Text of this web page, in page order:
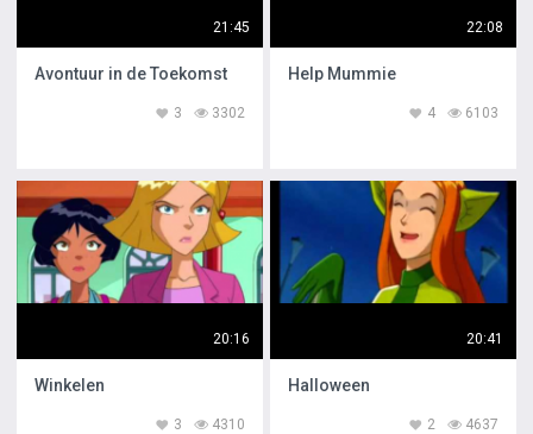
21:45
Avontuur in de Toekomst
3302
3
22:08
Help Mummie
6103
4
20:16
Winkelen
4310
3
20:41
Halloween
4637
2